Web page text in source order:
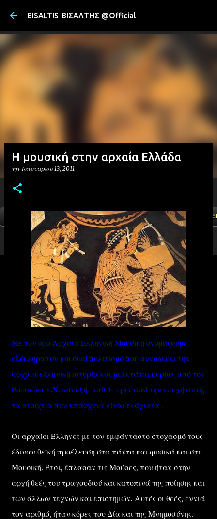
BISALTIS-ΒΙΣΑΛΤΗΣ @Official
ΑΡΧΙΚΗ YOUTUBE FACEBOOK
H μουσική στην αρχαία Ελλάδα
την Ιανουαρίου 13, 2011
Με τον όρο Αρχαία Ελληνική Μουσική ονομάζουμε
ολόκληρο τον μουσικό πολιτισμό που συνοδεύει την
αρχαία ελληνική ιστορία και μελετάται κυρίως από τον
8ο αιώνα π.Χ. και εξής καθώς πριν από την εποχή αυτή,
τα στοιχεία που υπάρχουν είναι ελάχιστα .
Οι αρχαίοι Έλληνες με τον εμφάνταστο στοχασμό τους
έδιναν θεϊκή προέλευση στα πάντα και φυσικά και στη
Μουσική. Έτσι, έπλασαν τις Μούσες, που ήταν στην
αρχή θεές του τραγουδιού και κατοπινά της ποίησης και
των άλλων τεχνών και επιστημών. Αυτές οι θεές, εννιά
τον αριθμό, ήταν κόρες του Δία και της Μνημοσύνης.